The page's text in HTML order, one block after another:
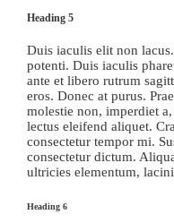
Heading 5
Duis iaculis elit non
potenti. Duis iaculis
ante et libero rutrum
eros. Donec at purus.
molestie non, imperdiet
lectus eleifend aliquet.
consectetur tempor mi.
consectetur dictum.
ultricies elementum,
Heading 6